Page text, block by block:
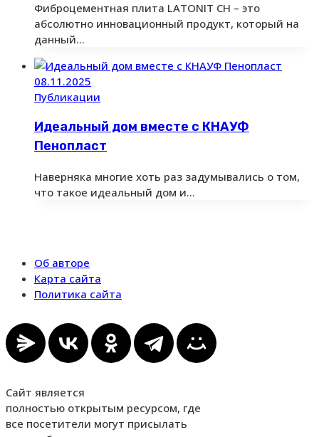
Фиброцементная плита LATONIT CH – это
абсолютно инновационный продукт, который на
данный…
08.11.2025
Публикации
Идеальный дом вместе с КНАУФ
Пенопласт
Наверняка многие хоть раз задумывались о том,
что такое идеальный дом и…
Об авторе
Карта сайта
Политика сайта
Сайт является
полностью открытым ресурсом, где
все посетители могут присылать